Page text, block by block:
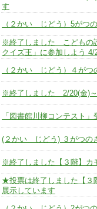
す
（２かい じどう）5がつ
※終了しました こどもの
クイズ王」に参加しよう 4/
（２かい じどう）４がつ
※終了しました 2/20(金)
「図書館川柳コンテスト」
(２かい じどう) ３がつの
※終了しました【３階】カ
★投票は終了しました【３
展示しています